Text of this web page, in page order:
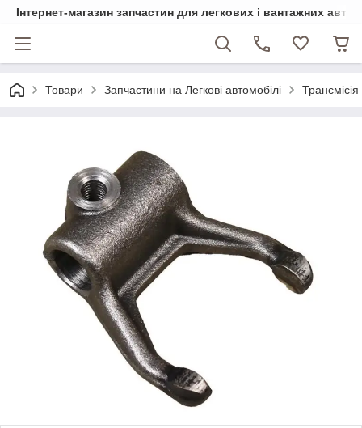
Інтернет-магазин запчастин для легкових і вантажних
Товари Запчастини на Легкові автомобілі Трансмісія